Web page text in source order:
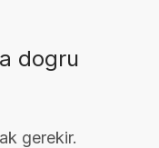
dogru
gerekir.